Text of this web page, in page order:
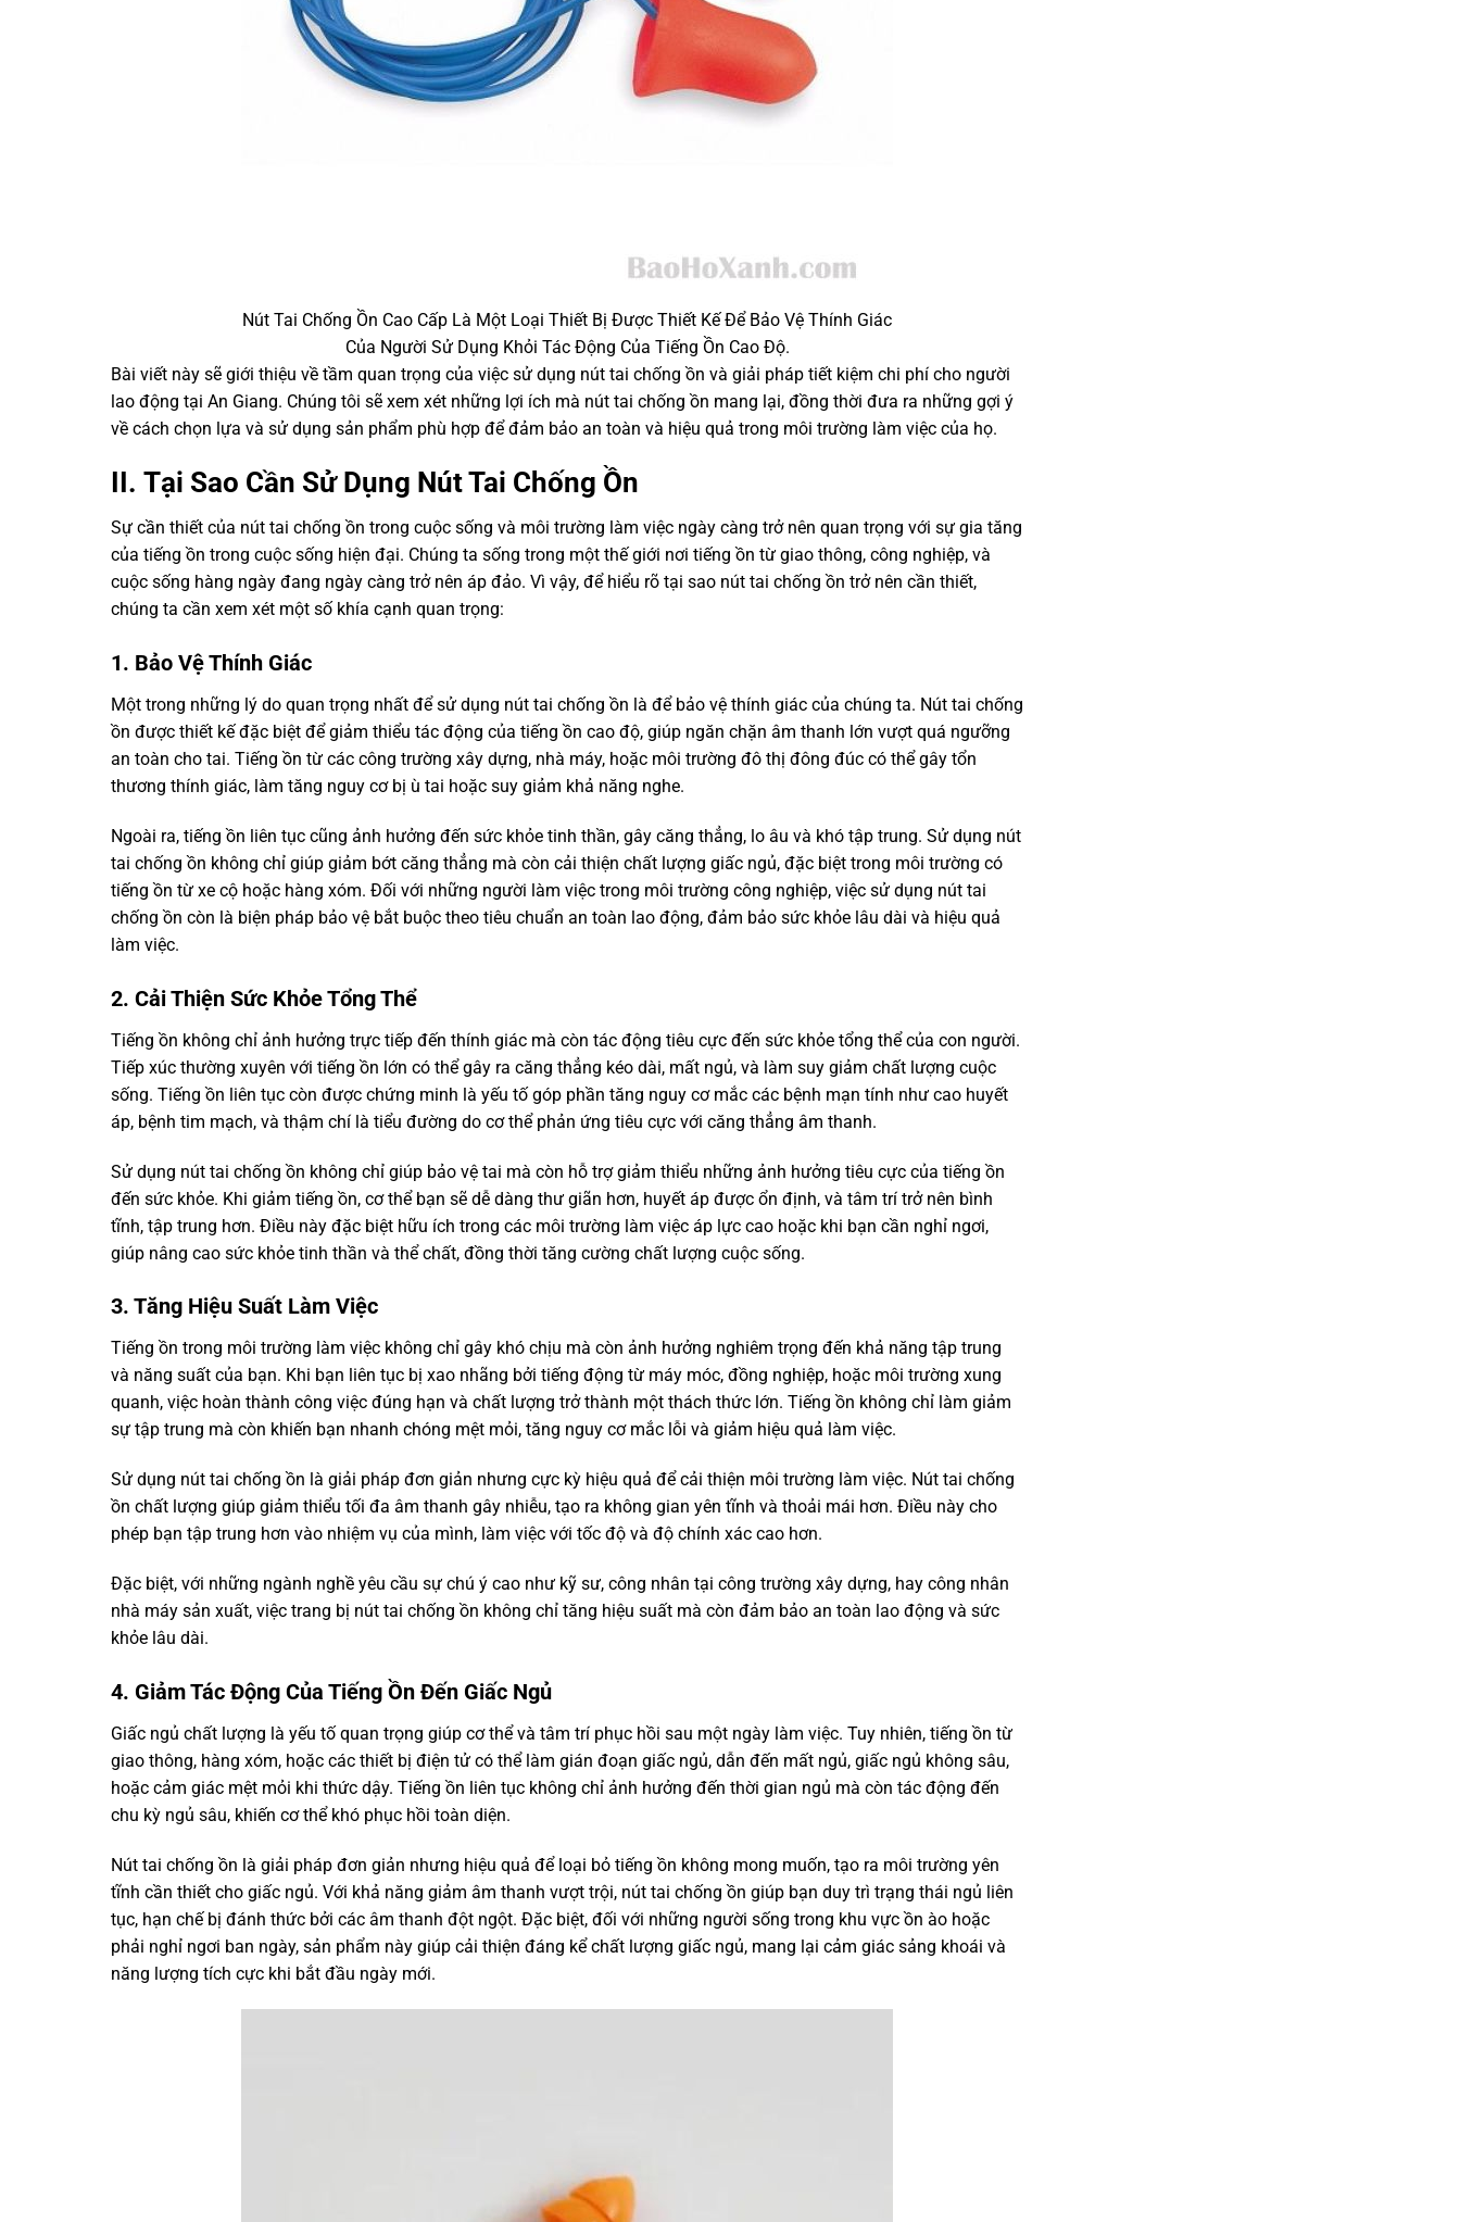
Nút Tai Chống Ồn Cao Cấp Là Một Loại Thiết Bị Được Thiết Kế Để Bảo Vệ Thính Giác
Của Người Sử Dụng Khỏi Tác Động Của Tiếng Ồn Cao Độ.
Bài viết này sẽ giới thiệu về tầm quan trọng của việc sử dụng nút tai chống ồn và giải pháp tiết kiệm chi phí cho người
lao động tại An Giang. Chúng tôi sẽ xem xét những lợi ích mà nút tai chống ồn mang lại, đồng thời đưa ra những gợi ý
về cách chọn lựa và sử dụng sản phẩm phù hợp để đảm bảo an toàn và hiệu quả trong môi trường làm việc của họ.
II. Tại Sao Cần Sử Dụng Nút Tai Chống Ồn
Sự cần thiết của nút tai chống ồn trong cuộc sống và môi trường làm việc ngày càng trở nên quan trọng với sự gia tăng
của tiếng ồn trong cuộc sống hiện đại. Chúng ta sống trong một thế giới nơi tiếng ồn từ giao thông, công nghiệp, và
cuộc sống hàng ngày đang ngày càng trở nên áp đảo. Vì vậy, để hiểu rõ tại sao nút tai chống ồn trở nên cần thiết,
chúng ta cần xem xét một số khía cạnh quan trọng:
1. Bảo Vệ Thính Giác
Một trong những lý do quan trọng nhất để sử dụng nút tai chống ồn là để bảo vệ thính giác của chúng ta. Nút tai chống
ồn được thiết kế đặc biệt để giảm thiểu tác động của tiếng ồn cao độ, giúp ngăn chặn âm thanh lớn vượt quá ngưỡng
an toàn cho tai. Tiếng ồn từ các công trường xây dựng, nhà máy, hoặc môi trường đô thị đông đúc có thể gây tổn
thương thính giác, làm tăng nguy cơ bị ù tai hoặc suy giảm khả năng nghe.
Ngoài ra, tiếng ồn liên tục cũng ảnh hưởng đến sức khỏe tinh thần, gây căng thẳng, lo âu và khó tập trung. Sử dụng nút
tai chống ồn không chỉ giúp giảm bớt căng thẳng mà còn cải thiện chất lượng giấc ngủ, đặc biệt trong môi trường có
tiếng ồn từ xe cộ hoặc hàng xóm. Đối với những người làm việc trong môi trường công nghiệp, việc sử dụng nút tai
chống ồn còn là biện pháp bảo vệ bắt buộc theo tiêu chuẩn an toàn lao động, đảm bảo sức khỏe lâu dài và hiệu quả
làm việc.
2. Cải Thiện Sức Khỏe Tổng Thể
Tiếng ồn không chỉ ảnh hưởng trực tiếp đến thính giác mà còn tác động tiêu cực đến sức khỏe tổng thể của con người.
Tiếp xúc thường xuyên với tiếng ồn lớn có thể gây ra căng thẳng kéo dài, mất ngủ, và làm suy giảm chất lượng cuộc
sống. Tiếng ồn liên tục còn được chứng minh là yếu tố góp phần tăng nguy cơ mắc các bệnh mạn tính như cao huyết
áp, bệnh tim mạch, và thậm chí là tiểu đường do cơ thể phản ứng tiêu cực với căng thẳng âm thanh.
Sử dụng nút tai chống ồn không chỉ giúp bảo vệ tai mà còn hỗ trợ giảm thiểu những ảnh hưởng tiêu cực của tiếng ồn
đến sức khỏe. Khi giảm tiếng ồn, cơ thể bạn sẽ dễ dàng thư giãn hơn, huyết áp được ổn định, và tâm trí trở nên bình
tĩnh, tập trung hơn. Điều này đặc biệt hữu ích trong các môi trường làm việc áp lực cao hoặc khi bạn cần nghỉ ngơi,
giúp nâng cao sức khỏe tinh thần và thể chất, đồng thời tăng cường chất lượng cuộc sống.
3. Tăng Hiệu Suất Làm Việc
Tiếng ồn trong môi trường làm việc không chỉ gây khó chịu mà còn ảnh hưởng nghiêm trọng đến khả năng tập trung
và năng suất của bạn. Khi bạn liên tục bị xao nhãng bởi tiếng động từ máy móc, đồng nghiệp, hoặc môi trường xung
quanh, việc hoàn thành công việc đúng hạn và chất lượng trở thành một thách thức lớn. Tiếng ồn không chỉ làm giảm
sự tập trung mà còn khiến bạn nhanh chóng mệt mỏi, tăng nguy cơ mắc lỗi và giảm hiệu quả làm việc.
Sử dụng nút tai chống ồn là giải pháp đơn giản nhưng cực kỳ hiệu quả để cải thiện môi trường làm việc. Nút tai chống
ồn chất lượng giúp giảm thiểu tối đa âm thanh gây nhiễu, tạo ra không gian yên tĩnh và thoải mái hơn. Điều này cho
phép bạn tập trung hơn vào nhiệm vụ của mình, làm việc với tốc độ và độ chính xác cao hơn.
Đặc biệt, với những ngành nghề yêu cầu sự chú ý cao như kỹ sư, công nhân tại công trường xây dựng, hay công nhân
nhà máy sản xuất, việc trang bị nút tai chống ồn không chỉ tăng hiệu suất mà còn đảm bảo an toàn lao động và sức
khỏe lâu dài.
4. Giảm Tác Động Của Tiếng Ồn Đến Giấc Ngủ
Giấc ngủ chất lượng là yếu tố quan trọng giúp cơ thể và tâm trí phục hồi sau một ngày làm việc. Tuy nhiên, tiếng ồn từ
giao thông, hàng xóm, hoặc các thiết bị điện tử có thể làm gián đoạn giấc ngủ, dẫn đến mất ngủ, giấc ngủ không sâu,
hoặc cảm giác mệt mỏi khi thức dậy. Tiếng ồn liên tục không chỉ ảnh hưởng đến thời gian ngủ mà còn tác động đến
chu kỳ ngủ sâu, khiến cơ thể khó phục hồi toàn diện.
Nút tai chống ồn là giải pháp đơn giản nhưng hiệu quả để loại bỏ tiếng ồn không mong muốn, tạo ra môi trường yên
tĩnh cần thiết cho giấc ngủ. Với khả năng giảm âm thanh vượt trội, nút tai chống ồn giúp bạn duy trì trạng thái ngủ liên
tục, hạn chế bị đánh thức bởi các âm thanh đột ngột. Đặc biệt, đối với những người sống trong khu vực ồn ào hoặc
phải nghỉ ngơi ban ngày, sản phẩm này giúp cải thiện đáng kể chất lượng giấc ngủ, mang lại cảm giác sảng khoái và
năng lượng tích cực khi bắt đầu ngày mới.